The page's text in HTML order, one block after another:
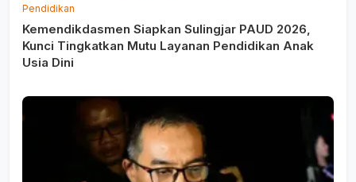
Pendidikan
Kemendikdasmen Siapkan Sulingjar PAUD 2026,
Kunci Tingkatkan Mutu Layanan Pendidikan Anak
Usia Dini